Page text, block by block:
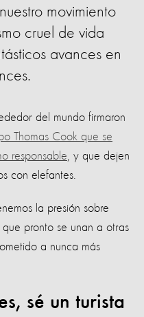
movimiento
cruel de vida
avances en
del mundo firmaron
Thomas Cook que se
responsable , y que dejen
con elefantes.
la presión sobre
pronto se unan a otras
a nunca más
sé un turista